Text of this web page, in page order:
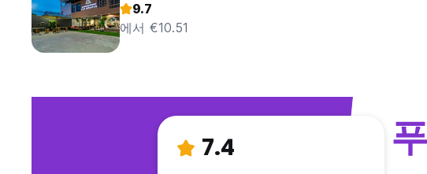
9.7
에서 €10.51
7.4